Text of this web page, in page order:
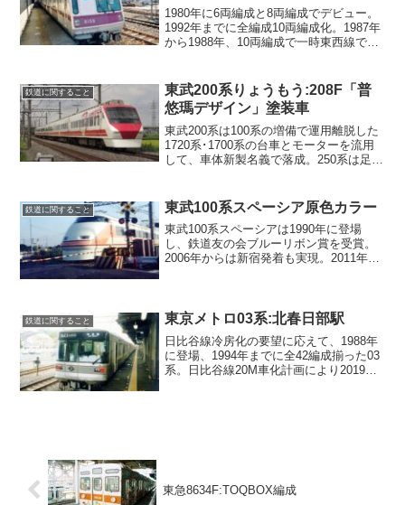
1980年に6両編成と8両編成でデビュー。
1992年までに全編成10両編成化。1987年
から1988年、10両編成で一時東西線でも
鉄道に関すること
東武200系りょうもう:208F「普
悠瑪デザイン」塗装車
東武200系は100系の増備で運用離脱した
1720系･1700系の台車とモーターを流用
して、車体新製名義で落成。250系は足回
用。
鉄道に関すること 東武100系スペーシア原色カラー
東武100系スペーシアは1990年に登場
し、鉄道友の会ブルーリボン賞を受賞。
2006年からは新宿発着も実現。2011年か
鉄道に関すること 東京メトロ03系:北春日部駅
日比谷線冷房化の要望に応えて、1988年
に登場、1994年までに全42編成揃った03
系。日比谷線20M車化計画により2019年
東急8634F:TOQBOX編成